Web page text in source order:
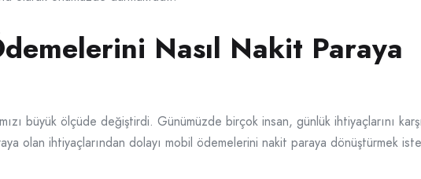
Nasıl Nakit Paraya
büyük ölçüde değiştirdi. Günümüzde birçok insan, günlük ihtiyaçlarını
olan ihtiyaçlarından dolayı mobil ödemelerini nakit paraya dönüştürmek